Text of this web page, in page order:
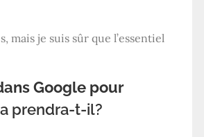
mais je suis sûr que l’essentiel
Google pour
prendra-t-il?